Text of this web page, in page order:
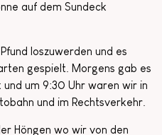
auf dem Sundeck
loszuwerden und es
gespielt. Morgens gab es
um 9:30 Uhr waren wir in
und im Rechtsverkehr.
Höngen wo wir von den